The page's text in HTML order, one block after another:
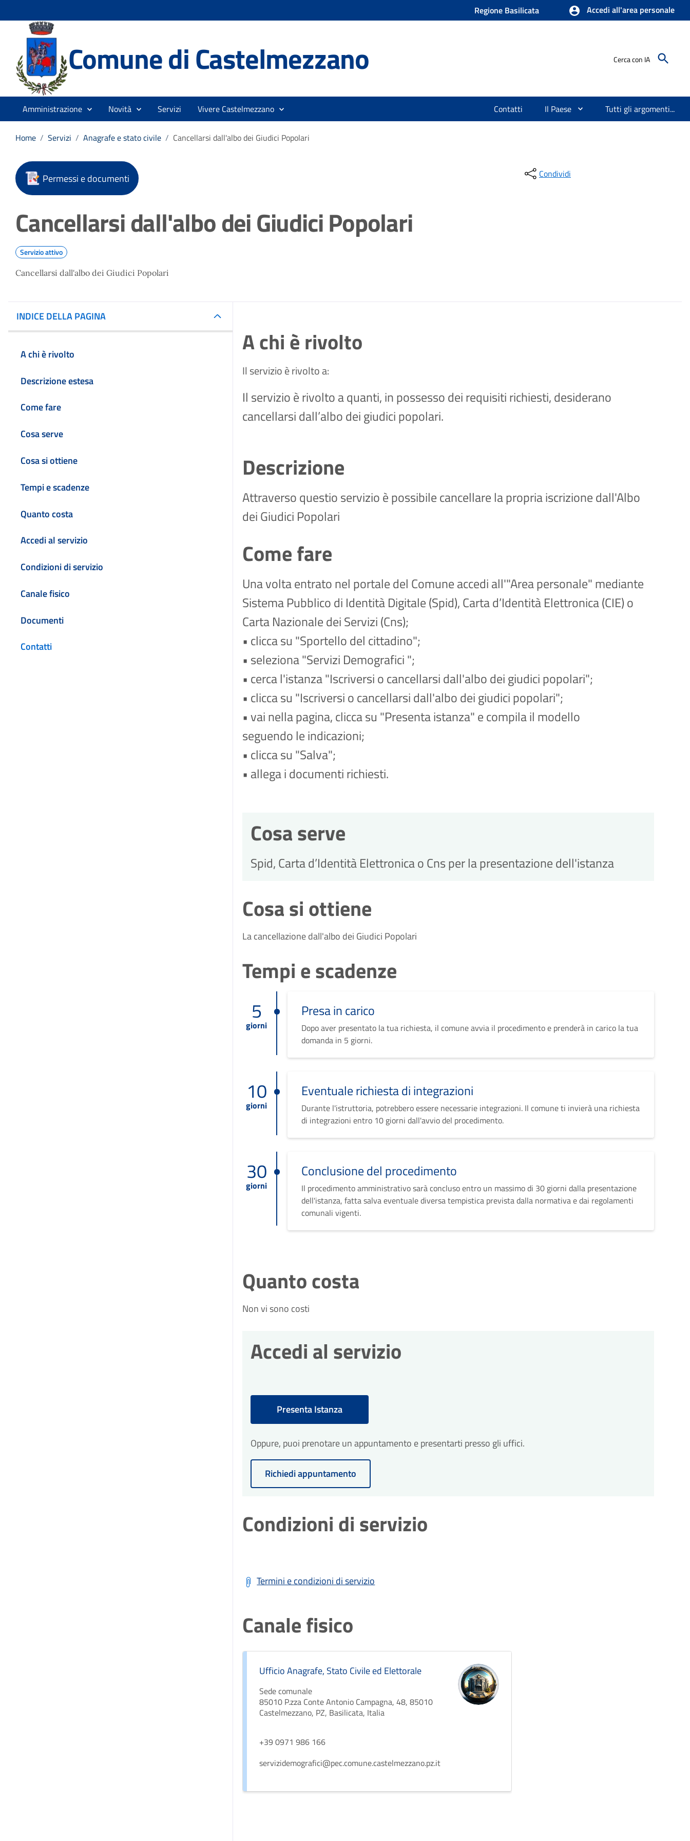
Regione Basilicata Accedi all'area personale
Comune di Castelmezzano Cerca con IA
Amministrazione Novità Servizi Vivere Castelmezzano Contatti Il Paese Tutti gli argomenti...
Home / Servizi / Anagrafe e stato civile / Cancellarsi dall'albo dei Giudici Popolari
Permessi e documenti Condividi
Cancellarsi dall'albo dei Giudici Popolari
Servizio attivo
Cancellarsi dall'albo dei Giudici Popolari
INDICE DELLA PAGINA
A chi è rivolto
Descrizione estesa
Come fare
Cosa serve
Cosa si ottiene
Tempi e scadenze
Quanto costa
Accedi al servizio
Condizioni di servizio
Canale fisico
Documenti
Contatti
A chi è rivolto
Il servizio è rivolto a:
Il servizio è rivolto a quanti, in possesso dei requisiti richiesti, desiderano
cancellarsi dall’albo dei giudici popolari.
Descrizione
Attraverso questio servizio è possibile cancellare la propria iscrizione dall'Albo
dei Giudici Popolari
Come fare
Una volta entrato nel portale del Comune accedi all'"Area personale" mediante
Sistema Pubblico di Identità Digitale (Spid), Carta d’Identità Elettronica (CIE) o
Carta Nazionale dei Servizi (Cns);
• clicca su "Sportello del cittadino";
• seleziona "Servizi Demografici ";
• cerca l'istanza "Iscriversi o cancellarsi dall'albo dei giudici popolari";
• clicca su "Iscriversi o cancellarsi dall'albo dei giudici popolari";
• vai nella pagina, clicca su "Presenta istanza" e compila il modello
seguendo le indicazioni;
• clicca su "Salva";
• allega i documenti richiesti.
Cosa serve
Spid, Carta d’Identità Elettronica o Cns per la presentazione dell'istanza
Cosa si ottiene
La cancellazione dall'albo dei Giudici Popolari
Tempi e scadenze
5
giorni
Presa in carico
Dopo aver presentato la tua richiesta, il comune avvia il procedimento e prenderà in carico la tua
domanda in 5 giorni.
10
giorni
Eventuale richiesta di integrazioni
Durante l'istruttoria, potrebbero essere necessarie integrazioni. Il comune ti invierà una richiesta
di integrazioni entro 10 giorni dall'avvio del procedimento.
30
giorni
Conclusione del procedimento
Il procedimento amministrativo sarà concluso entro un massimo di 30 giorni dalla presentazione
dell'istanza, fatta salva eventuale diversa tempistica prevista dalla normativa e dai regolamenti
comunali vigenti.
Quanto costa
Non vi sono costi
Accedi al servizio
Presenta Istanza
Oppure, puoi prenotare un appuntamento e presentarti presso gli uffici.
Richiedi appuntamento
Condizioni di servizio
Termini e condizioni di servizio
Canale fisico
Ufficio Anagrafe, Stato Civile ed Elettorale
Sede comunale
85010 P.zza Conte Antonio Campagna, 48, 85010
Castelmezzano, PZ, Basilicata, Italia
+39 0971 986 166
servizidemografici@pec.comune.castelmezzano.pz.it